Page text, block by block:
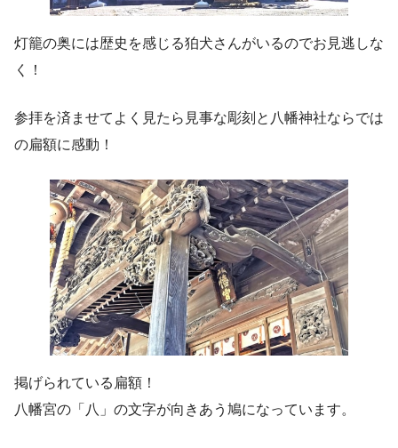
灯籠の奥には歴史を感じる狛犬さんがいるのでお見逃しな
く！
参拝を済ませてよく見たら見事な彫刻と八幡神社ならでは
の扁額に感動！
掲げられている扁額！
八幡宮の「八」の文字が向きあう鳩になっています。